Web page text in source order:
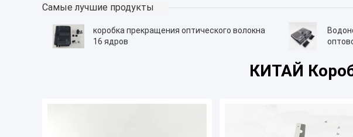
Самые лучшие продукты
коробка прекращения оптического волокна
16 ядров
КИТАЙ